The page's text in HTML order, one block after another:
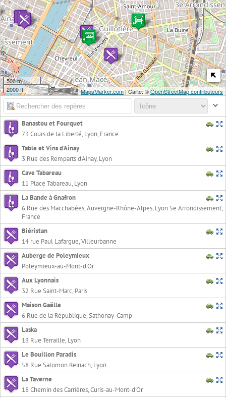
500 m
2000 ft
MapsMarker.com| Carte: ©OpenStreetMap contributeurs
Banastou et Fourquet
73 Cours de la Liberté, Lyon, France
Table et Vins d'Ainay
3 Rue des Remparts d'Ainay, Lyon
Cave Tabareau
11 Place Tabareau, Lyon
La Bande à Gnafron
6 Rue des Macchabées, Auvergne-Rhône-Alpes, Lyon 5e Arrondissement,
France
Biéristan
14 rue Paul Lafargue, Villeurbanne
Auberge de Poleymieux
Poleymieux-au-Mont-d'Or
Aux Lyonnais
32 Rue Saint-Marc, Paris
Maison Gaëlle
6 Rue de la République, Sathonay-Camp
Laska
13 Rue Terraille, Lyon
Le Bouillon Paradis
58 Rue Salomon Reinach, Lyon
La Taverne
18 Chemin des Carrières, Curis-au-Mont-d'Or